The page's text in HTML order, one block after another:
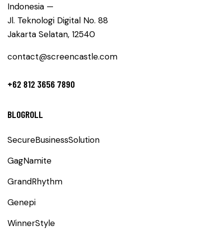
Indonesia —
Jl. Teknologi Digital No. 88
Jakarta Selatan, 12540
contact@screencastle.com
+62 812 3656 7890
BLOGROLL
SecureBusinessSolution
GagNamite
GrandRhythm
Genepi
WinnerStyle